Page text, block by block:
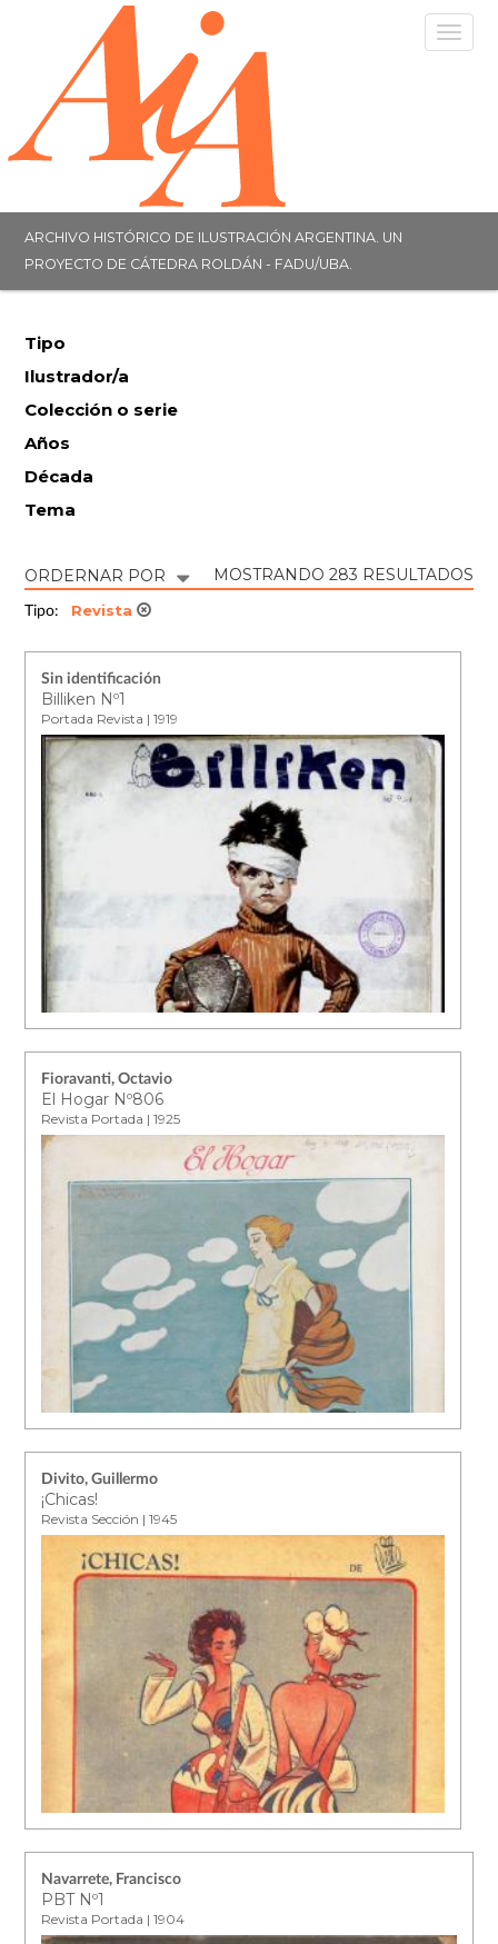
ARCHIVO HISTÓRICO DE ILUSTRACIÓN ARGENTINA. UN
PROYECTO DE CÁTEDRA ROLDÁN - FADU/UBA.
Tipo
Ilustrador/a
Colección o serie
Años
Década
Tema
ORDERNAR POR MOSTRANDO 283 RESULTADOS
Tipo: Revista
Sin identificación
Billiken Nº1
Portada Revista | 1919
Fioravanti, Octavio
El Hogar Nº806
Revista Portada | 1925
Divito, Guillermo
¡Chicas!
Revista Sección | 1945
Navarrete, Francisco
PBT Nº1
Revista Portada | 1904